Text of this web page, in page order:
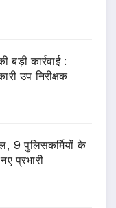
बड़ी कार्रवाई :
उप निरीक्षक
9 पुलिसकर्मियों के
प्रभारी